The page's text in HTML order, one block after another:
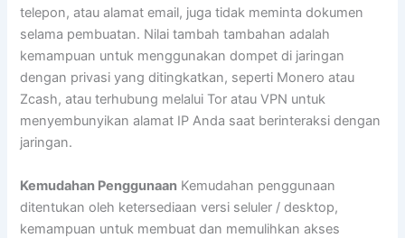
telepon, atau alamat email, juga tidak meminta dokumen
selama pembuatan. Nilai tambah tambahan adalah
kemampuan untuk menggunakan dompet di jaringan
dengan privasi yang ditingkatkan, seperti Monero atau
Zcash, atau terhubung melalui Tor atau VPN untuk
menyembunyikan alamat IP Anda saat berinteraksi dengan
jaringan.
Kemudahan Penggunaan Kemudahan penggunaan
ditentukan oleh ketersediaan versi seluler / desktop,
kemampuan untuk membuat dan memulihkan akses